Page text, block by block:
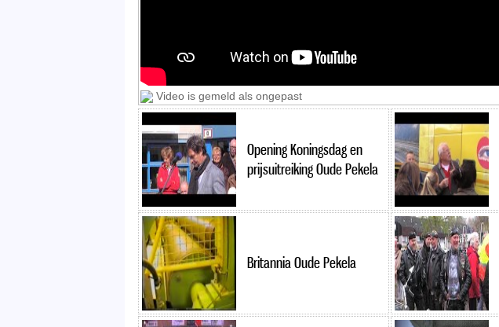
Video is gemeld als ongepast
Opening Koningsdag en
prijsuitreiking Oude Pekela
Britannia Oude Pekela